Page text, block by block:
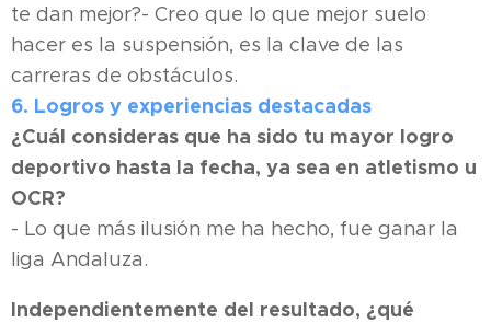
te dan mejor?- Creo que lo que mejor suelo
hacer es la suspensión, es la clave de las
carreras de obstáculos.
6. Logros y experiencias destacadas
¿Cuál consideras que ha sido tu mayor logro
deportivo hasta la fecha, ya sea en atletismo u
OCR?
- Lo que más ilusión me ha hecho, fue ganar la
liga Andaluza.
Independientemente del resultado, ¿qué